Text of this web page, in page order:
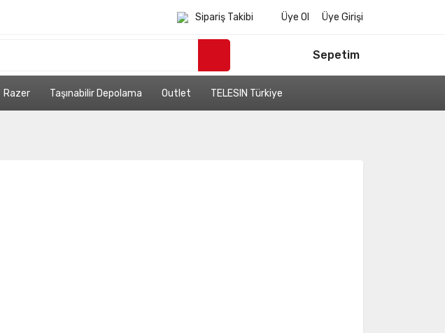
Sipariş Takibi Üye Ol Üye Girişi
Sepetim
Razer Taşınabilir Depolama Outlet TELESIN Türkiye